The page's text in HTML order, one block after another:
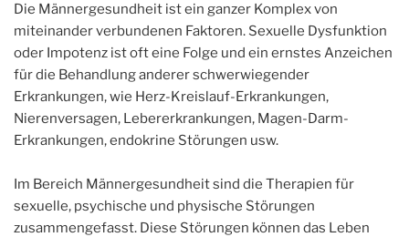
Die Männergesundheit ist ein ganzer Komplex von
miteinander verbundenen Faktoren. Sexuelle Dysfunktion
oder Impotenz ist oft eine Folge und ein ernstes Anzeichen
für die Behandlung anderer schwerwiegender
Erkrankungen, wie Herz-Kreislauf-Erkrankungen,
Nierenversagen, Lebererkrankungen, Magen-Darm-
Erkrankungen, endokrine Störungen usw.
Im Bereich Männergesundheit sind die Therapien für
sexuelle, psychische und physische Störungen
zusammengefasst. Diese Störungen können das Leben